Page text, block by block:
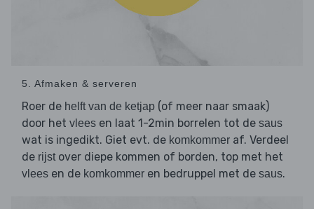
5. Afmaken & serveren
Roer de helft van de ketjap (of meer naar smaak)
door het vlees en laat 1-2min borrelen tot de saus
wat is ingedikt. Giet evt. de komkommer af. Verdeel
de rijstover diepe kommen of borden, top met het
vlees en de komkommer en bedruppel met de saus.